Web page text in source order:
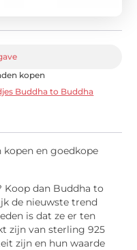
kopen
Buddha to Buddha
Koop dan Buddha to
de nieuwste trend
is dat ze er ten
zijn van sterling 925
zijn en hun waarde